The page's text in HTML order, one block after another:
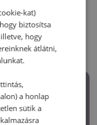
kat)
biztosítsa
hogy
átlátni,
a honlap
sütik a